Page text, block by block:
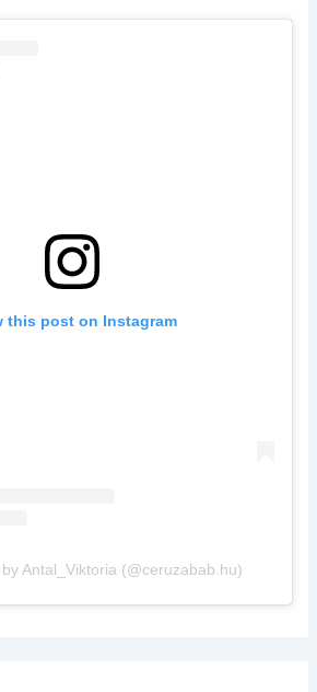
this post on Instagram
Antal_Viktoria (@ceruzabab.hu)